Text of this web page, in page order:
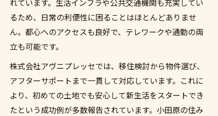
れています。生活インフラや公共交通機関も充実してい
るため、日常の利便性に困ることはほとんどありませ
ん。都心へのアクセスも良好で、テレワークや通勤の両
立も可能です。
株式会社アヴニプレッセでは、移住検討から物件選び、
アフターサポートまで一貫して対応しています。これに
より、初めての土地でも安心して新生活をスタートでき
たという成功例が多数報告されています。小田原の住み